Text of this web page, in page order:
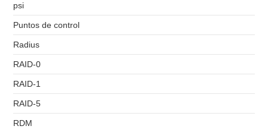
psi
Puntos de control
Radius
RAID-0
RAID-1
RAID-5
RDM